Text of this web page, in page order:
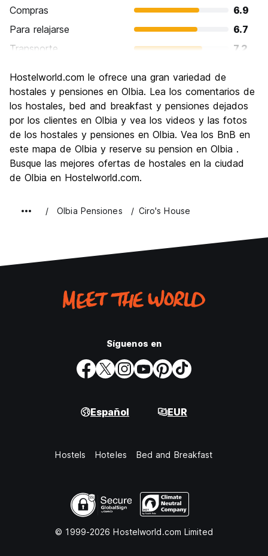
Compras
6.9
Para relajarse
6.7
Transporte
7.2
Cultura
6.0
Fiesta
6.5
Calidad Precio
6.9
Hostelworld.com le ofrece una gran variedad de
hostales y pensiones en Olbia. Lea los comentarios de
los hostales, bed and breakfast y pensiones dejados
por los clientes en Olbia y vea los videos y las fotos
de los hostales y pensiones en Olbia. Vea los BnB en
este mapa de Olbia y reserve su pension en Olbia .
Busque las mejores ofertas de hostales en la ciudad
de Olbia en Hostelworld.com.
Olbia Pensiones Ciro's House
Síguenos en
Español EUR
Hostels Hoteles Bed and Breakfast
© 1999-2026 Hostelworld.com Limited